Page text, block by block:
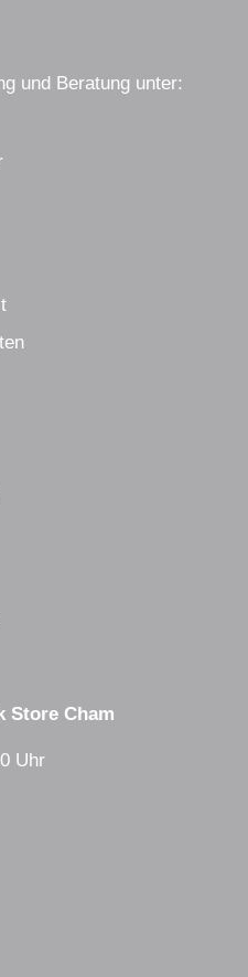
und Beratung unter:
Store Cham
Uhr